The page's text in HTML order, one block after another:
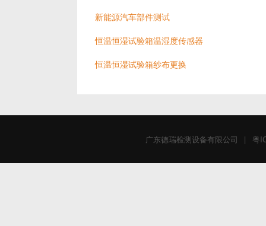
新能源汽车部件测试
恒温恒湿试验箱温湿度传感器
恒温恒湿试验箱纱布更换
广东德瑞检测设备有限公司 | 粤